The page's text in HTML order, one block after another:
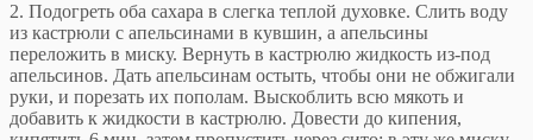
2. Подогреть оба сахара в слегка теплой духовке. Слить воду
из кастрюли с апельсинами в кувшин, а апельсины
переложить в миску. Вернуть в кастрюлю жидкость из-под
апельсинов. Дать апельсинам остыть, чтобы они не обжигали
руки, и порезать их пополам. Выскоблить всю мякоть и
добавить к жидкости в кастрюлю. Довести до кипения,